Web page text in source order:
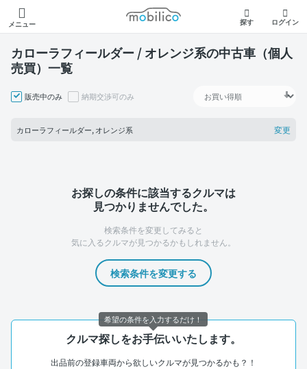
メニュー
モビリコ
探す ログイン
カローラフィールダー / オレンジ系の中古車（個人
売買）一覧
販売中のみ 納期交渉可のみ
カローラフィールダー, オレンジ系 変更
お探しの条件に該当するクルマは
見つかりませんでした。
検索条件を変更してみると
気に入るクルマが見つかるかもしれません。
検索条件を変更する
クルマ探しをお手伝いいたします。
出品前の登録車両から欲しいクルマが見つかるかも？！
希望の条件を入力するだけ！